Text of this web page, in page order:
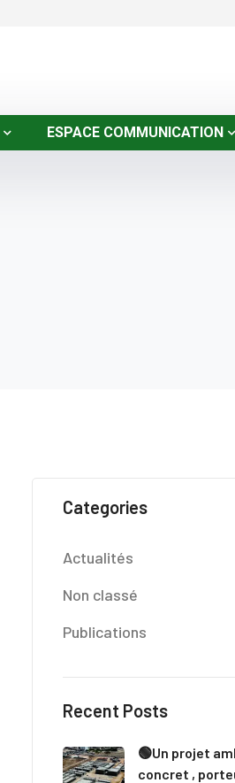
ESPACE COMMUNICATION
Categories
Actualités
Non classé
Publications
Recent Posts
🟢Un projet
concret ,